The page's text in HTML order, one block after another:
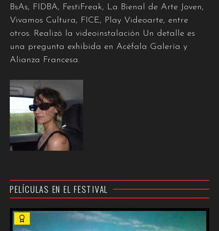
BsAs, FIDBA, FestiFreak, La Bienal de Arte Joven,
Vivamos Cultura, FICE, Play Videoarte, entre
otros. Realizó la videoinstalación Un detalle es
una pregunta exhibida en Acéfala Galería y
Alianza Francesa.
PELÍCULAS EN EL FESTIVAL